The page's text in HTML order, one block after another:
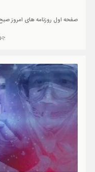
صفحه اول روزنامه های امروز صبح